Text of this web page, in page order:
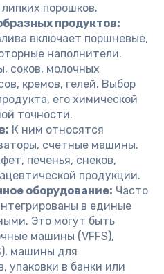
порошков.
продуктов:
включает поршневые,
наполнители.
соков, молочных
кремов, гелей. Выбор
его химической
точности.
К ним относятся
счетные машины.
печенья, снеков,
продукции.
оборудование: Часто
в единые
Это могут быть
машины (VFFS),
машины для
упаковки в банки или